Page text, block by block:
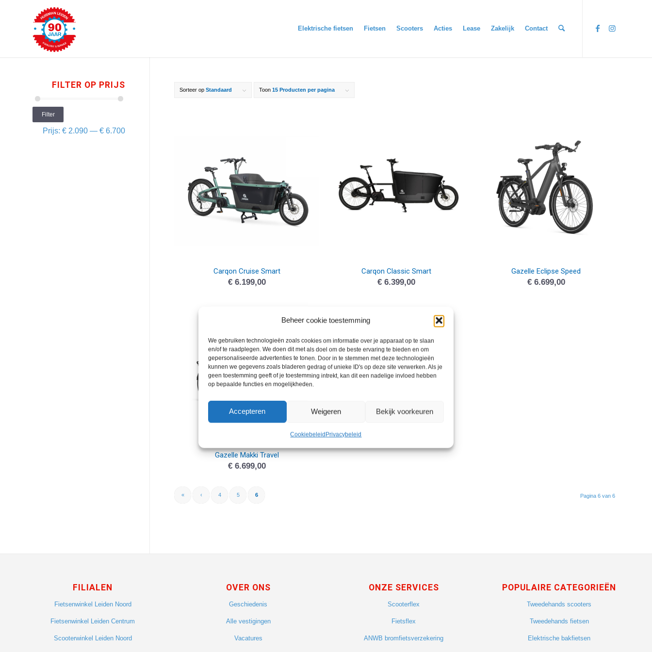
Beheer cookie toestemming
We gebruiken technologieën zoals cookies om informatie over je apparaat op te slaan
en/of te raadplegen. We doen dit met als doel om de beste ervaring te bieden en om
gepersonaliseerde advertenties te tonen. Door in te stemmen met deze technologieën
kunnen we gegevens zoals bladeren gedrag of unieke ID's op deze site verwerken. Als je
geen toestemming geeft of je toestemming intrekt, kan dit een nadelige invloed hebben
op bepaalde functies en mogelijkheden.
Accepteren Weigeren Bekijk voorkeuren
CookiebeleidPrivacybeleid
Elektrische fietsen Fietsen Scooters Acties Lease Zakelijk Contact
Sorteer op Standaard Toon 15 Producten per pagina
Carqon Cruise Smart
€6.199,00
Carqon Classic Smart
€ 6.399,00
Gazelle Eclipse Speed
€6.699,00
Gazelle Makki Travel
€6.699,00
Pagina 6 van 6
« ‹ 4 5 6
FILTER OP PRIJS
Filter
Prijs: € 2.090 — € 6.700
FILIALEN
Fietsenwinkel Leiden Noord
Fietsenwinkel Leiden Centrum
Scooterwinkel Leiden Noord
OVER ONS
Geschiedenis
Alle vestigingen
Vacatures
ONZE SERVICES
Scooterflex
Fietsflex
ANWB bromfietsverzekering
POPULAIRE CATEGORIEËN
Tweedehands scooters
Tweedehands fietsen
Elektrische bakfietsen